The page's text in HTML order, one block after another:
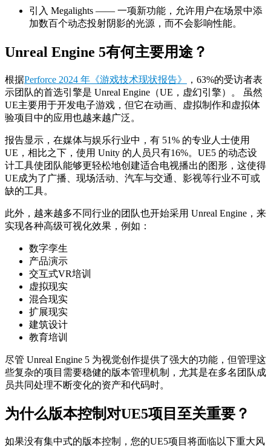
引入 Megalights —— 一项新功能，允许用户在场景中添
加数百个动态投射阴影的光源，而不会影响性能。
Unreal Engine 5有何主要用途？
根据Perforce 2024 年《游戏技术现状报告》
，63%的受访者表
示团队的首选引擎是 Unreal Engine（UE，虚幻引擎）。 虽然
UE主要用于开发电子游戏，但它在动画、虚拟制作和虚拟体
验项目中的应用也越来越广泛。
报告显示，在媒体与娱乐行业中，有 51% 的专业人士使用
UE，相比之下，使用 Unity 的人员只有16%。UE5 的动态设
计工具使团队能够更轻松地创建适合电视播出的图形，这使得
UE成为了广播、现场活动、汽车与交通、影视等行业不可或
缺的工具。
此外，越来越多不同行业的团队也开始采用 Unreal Engine，来
实现各种高级可视化效果，例如：
数字孪生
产品演示
交互式VR培训
虚拟现实
混合现实
扩展现实
建筑设计
教育培训
尽管 Unreal Engine 5 为视觉创作提供了强大的功能，但管理这
些复杂的项目需要稳健的版本管理机制，尤其是在多名团队成
员共同处理不断变化的资产和代码时。
为什么版本控制对UE5项目至关重要？
如果没有集中式的版本控制，您的UE5项目将面临以下重大风